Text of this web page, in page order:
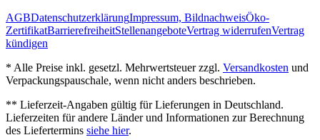
AGBDatenschutzerklärungImpressum, BildnachweisÖko‐
ZertifikatBarrierefreiheitStellenangeboteVertrag widerrufenVertrag
kündigen
* Alle Preise inkl. gesetzl. Mehrwertsteuer zzgl. Versandkosten und
Verpackungspauschale, wenn nicht anders beschrieben.
** Lieferzeit‐Angaben gültig für Lieferungen in Deutschland.
Lieferzeiten für andere Länder und Informationen zur Berechnung
des Liefertermins siehe hier.